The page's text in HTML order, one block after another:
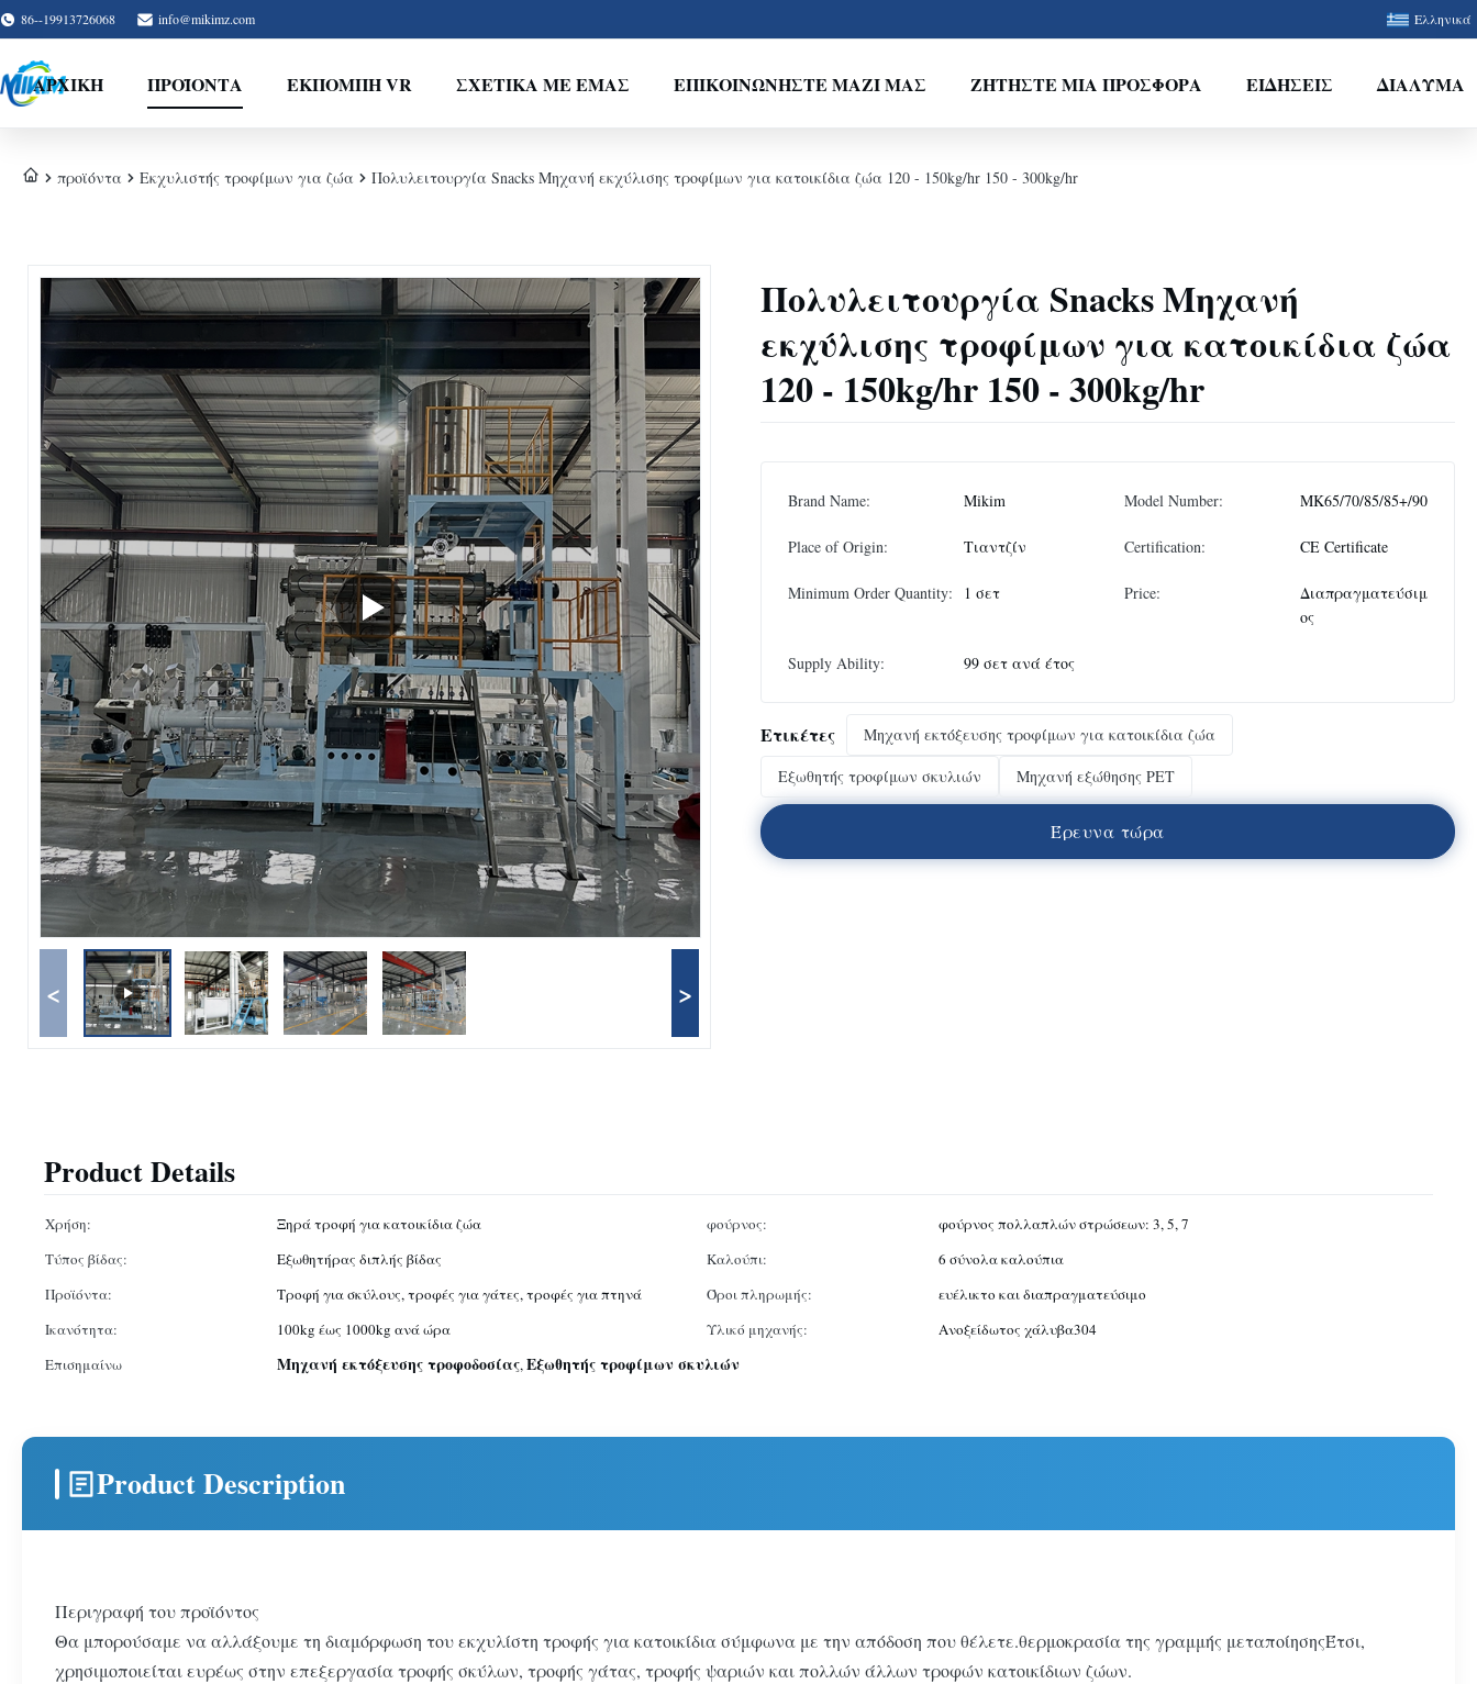
86--19913726068 info@mikimz.com Ελληνικά
ΑΡΧΙΚΉ ΠΡΟΪΌΝΤΑ ΕΚΠΟΜΠΉ VR ΣΧΕΤΙΚΆ ΜΕ ΕΜΆΣ ΕΠΙΚΟΙΝΩΝΉΣΤΕ ΜΑΖΊ ΜΑΣ ΖΗΤΉΣΤΕ ΜΙΑ ΠΡΟΣΦΟΡΆ ΕΙΔΉΣΕΙΣ ΔΙΆΛΥΜΑ
προϊόντα Εκχυλιστής τροφίμων για ζώα Πολυλειτουργία Snacks Μηχανή εκχύλισης τροφίμων για κατοικίδια ζώα 120 - 150kg/hr 150 - 300kg/hr
< >
Πολυλειτουργία Snacks Μηχανή
εκχύλισης τροφίμων για κατοικίδια ζώα
120 - 150kg/hr 150 - 300kg/hr
Brand Name: Mikim Model Number: MK65/70/85/85+/90
Place of Origin: Τιαντζίν Certification: CE Certificate
Minimum Order Quantity: 1 σετ Price:
Διαπραγματεύσιμ
ος
Supply Ability: 99 σετ ανά έτος
Ετικέτες
Μηχανή εκτόξευσης τροφίμων για κατοικίδια ζώα
Εξωθητής τροφίμων σκυλιών
Μηχανή εξώθησης PET
Έρευνα τώρα
Product Details
Χρήση: Ξηρά τροφή για κατοικίδια ζώα φούρνος:
φούρνος πολλαπλών στρώσεων: 3, 5, 7
Τύπος βίδας:
Εξωθητήρας διπλής βίδας Καλούπι:
6 σύνολα καλούπια
Προϊόντα:
Τροφή για σκύλους, τροφές για γάτες, τροφές για πτηνά Όροι πληρωμής:
ευέλικτο και διαπραγματεύσιμο
Ικανότητα:
100kg έως 1000kg ανά ώρα Υλικό μηχανής:
Ανοξείδωτος χάλυβα304
Επισημαίνω
Μηχανή εκτόξευσης τροφοδοσίας,Εξωθητής τροφίμων σκυλιών
Product Description
Περιγραφή του προϊόντος
Θα μπορούσαμε να αλλάξουμε τη διαμόρφωση του εκχυλίστη τροφής για κατοικίδια σύμφωνα με την απόδοση που θέλετε.θερμοκρασία της γραμμής μεταποίησηςΈτσι,
χρησιμοποιείται ευρέως στην επεξεργασία τροφής σκύλων, τροφής γάτας, τροφής ψαριών και πολλών άλλων τροφών κατοικίδιων ζώων.